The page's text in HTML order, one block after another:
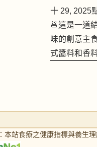
十 29, 2025
🍜這是一道
味的創意主
式醬料和香
：本站食療之健康指標與養生